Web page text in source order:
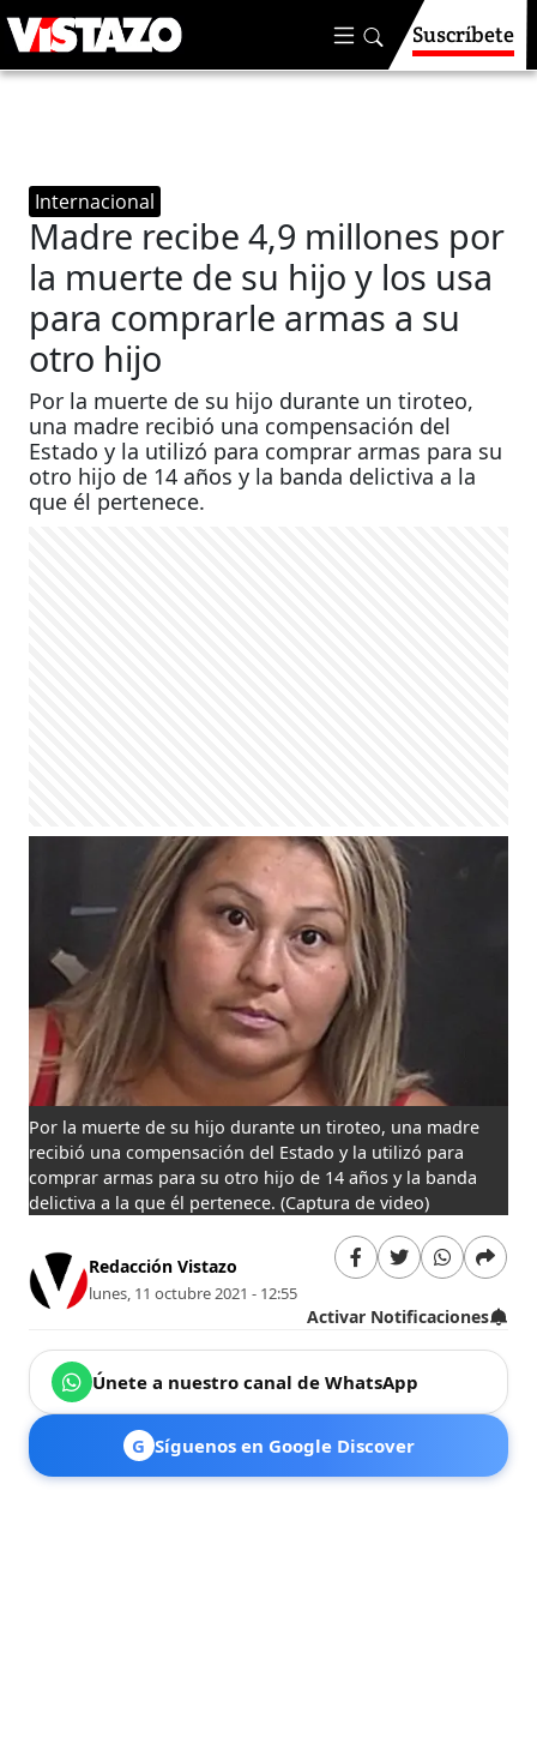
Suscríbete
Internacional
Madre recibe 4,9 millones por
la muerte de su hijo y los usa
para comprarle armas a su
otro hijo
Por la muerte de su hijo durante un tiroteo,
una madre recibió una compensación del
Estado y la utilizó para comprar armas para su
otro hijo de 14 años y la banda delictiva a la
que él pertenece.
Por la muerte de su hijo durante un tiroteo, una madre
recibió una compensación del Estado y la utilizó para
comprar armas para su otro hijo de 14 años y la banda
delictiva a la que él pertenece.(Captura de video)
Redacción Vistazo
lunes, 11 octubre 2021 - 12:55
Activar Notificaciones
Únete a nuestro canal de WhatsApp
G Síguenos en Google Discover